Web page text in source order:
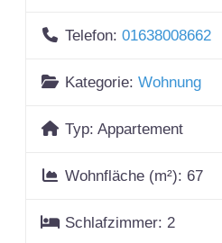
Telefon: 01638008662
Kategorie: Wohnung
Typ: Appartement
Wohnfläche (m²): 67
Schlafzimmer: 2